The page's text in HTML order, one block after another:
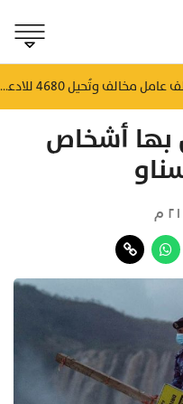
منذ ساعة وزارة العمل تضبط 11 ألف عامل مخالف وتُحيل 4680 للادعاء العام
بها أشخاص